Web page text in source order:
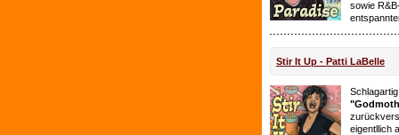
sowie
Stir It Up - Patti LaBelle
eigentllich